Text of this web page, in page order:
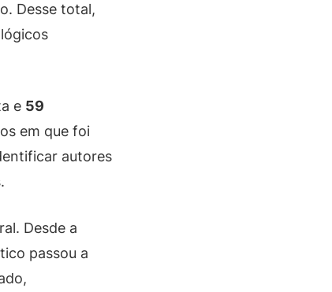
Desse total,
e 59
em que foi
autores
Desde a
passou a